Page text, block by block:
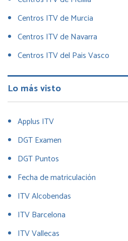
Centros ITV de Murcia
Centros ITV de Navarra
Centros ITV del Pais Vasco
Lo más visto
Applus ITV
DGT Examen
DGT Puntos
Fecha de matriculación
ITV Alcobendas
ITV Barcelona
ITV Vallecas